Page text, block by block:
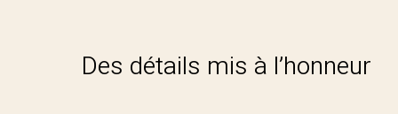
Des détails mis à l’honneur